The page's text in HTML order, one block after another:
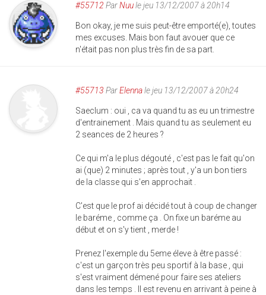
#55712 ParNuule jeu 13/12/2007 à 20h14
Bon okay, je me suis peut-être emporté(e), toutes
mes excuses. Mais bon faut avouer que ce
n'était pas non plus très fin de sa part.
#55713 ParElennale jeu 13/12/2007 à 20h24
Saeclum : oui , ca va quand tu as eu un trimestre
d'entrainement . Mais quand tu as seulement eu
2 seances de 2 heures ?
Ce qui m'a le plus dégouté , c'est pas le fait qu'on
ai (que) 2 minutes ; après tout , y'a un bon tiers
de la classe qui s'en approchait .
C'est que le prof ai décidé tout à coup de changer
le baréme , comme ça . On fixe un baréme au
début et on s'y tient , merde !
Prenez l'exemple du 5eme éleve à être passé :
c'est un garçon très peu sportif à la base , qui
s'est vraiment démené pour faire ses ateliers
dans les temps . Il est revenu en arrivant à peine à